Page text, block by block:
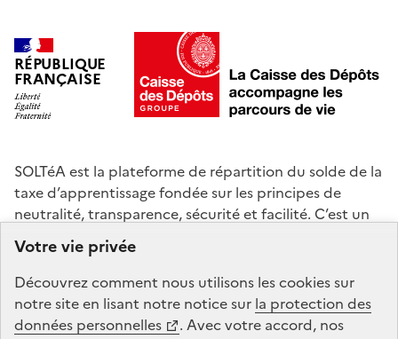
Votre vie privée
Découvrez comment nous utilisons lescookiessur
notre site en lisant notre notice sur la protection des
données personnelles
. Avec votre accord, nos
RÉPUBLIQUE
FRANÇAISE
SOLTéA est la plateforme de répartition du solde de la
taxe d’apprentissage fondée sur les principes de
neutralité, transparence, sécurité et facilité. C’est un
service mandaté par les ministères chargés de
l’éducation et de l’enseignement supérieur. La Caisse
des Dépôts gère la plateforme de répartition du solde
de la taxe d’apprentissage : conception, animation,
maintenance, traitements informatiques et assistance